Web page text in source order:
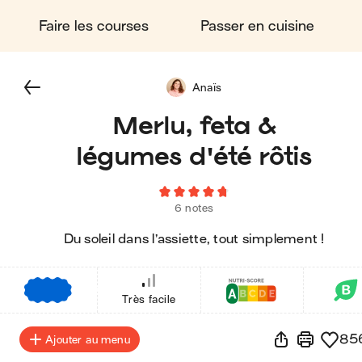
Faire les courses Passer en cuisine
Merlu, feta &
légumes d'été rôtis
6 notes
Du soleil dans l’assiette, tout simplement !
Anaïs
Très facile
Ajouter au menu